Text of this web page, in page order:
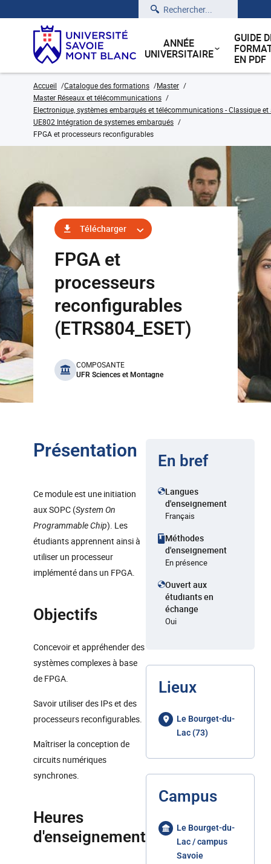
Rechercher
ANNÉE
UNIVERSITAIRE
GUIDE
EN PDF
Accueil Catalogue des formations
Master
Master Réseaux et télécommunications
Electronique, systèmes embarqués et télécommunications - Classique
UE802 Intégration de systemes embarqués
FPGA et processeurs reconfigurables
Télécharger
FPGA et
processeurs
reconfigurables
(ETRS804_ESET)
benefits
COMPOSANTE
UFR Sciences et Montagne
Présentation
Ce module est une initiation
aux SOPC (System On
Programmable Chip). Les
étudiants apprennent ainsi à
utiliser un processeur
implémenté dans un FPGA.
Objectifs
Concevoir et appréhender des
systèmes complexes à base
de FPGA.
Savoir utiliser des IPs et des
processeurs reconfigurables.
Maîtriser la conception de
circuits numériques
synchrones.
Heures
d'enseignement
En bref
Langues
d'enseignement
Français
Méthodes
d'enseignement
En présence
Ouvert aux
étudiants en
échange
Oui
Lieux
Le Bourget-du-
Lac (73)
Campus
Le Bourget-du-
Lac / campus
Savoie